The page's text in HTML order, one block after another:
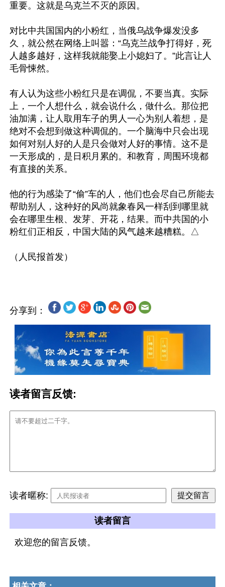
重要。这就是乌克兰不灭的原因。
对比中共国国内的小粉红，当俄乌战争爆发没多
久，就公然在网络上叫嚣：“乌克兰战争打得好，死
人越多越好，这样我就能娶上小媳妇了。”此言让人
毛骨悚然。
有人认为这些小粉红只是在调侃，不要当真。实际
上，一个人想什么，就会说什么，做什么。那位把
油加满，让人取用车子的男人一心为别人着想，是
绝对不会想到做这种调侃的。一个脑海中只会出现
如何对别人好的人是只会做对人好的事情。这不是
一天形成的，是日积月累的。和教育，周围环境都
有直接的关系。
他的行为感染了“偷”车的人，他们也会尽自己所能去
帮助别人，这种好的风尚就象春风一样刮到哪里就
会在哪里生根、发芽、开花，结果。而中共国的小
粉红们正相反，中国大陆的风气越来越糟糕。△
（人民报首发）
分享到：
读者留言反馈:
读者暱称:
读者留言
欢迎您的留言反馈。